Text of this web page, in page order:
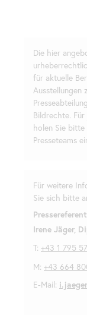
Die hier
für aktuelle
Ausstellungen
Bildrechte.
holen Sie
Presseteams
Für weitere
Sie sich bitte
Irene Jäger,
T: +43 1 795
M: +43 664
E-Mail: